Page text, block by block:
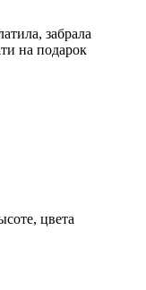
забрала
на подарок
цвета